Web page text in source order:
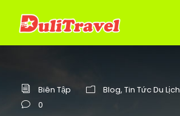
Biên Tập Blog, Tin Tức Du Lịch
0